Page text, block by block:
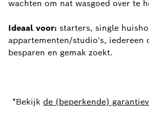
wachten om nat wasgoed over te
Ideaal voor: starters, single
appartementen/studio's, iedereen
besparen en gemak zoekt.
*Bekijk de (beperkende)